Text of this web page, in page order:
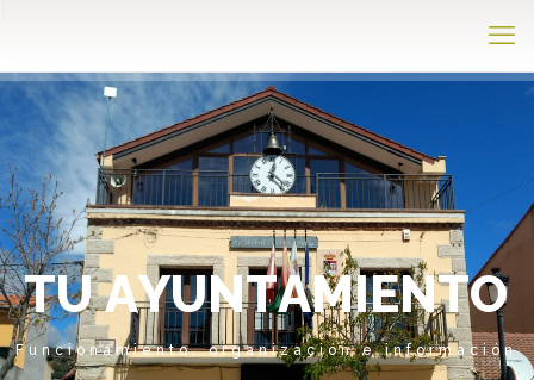
TU AYUNTAMIENTO
Funcionamiento, organización e información